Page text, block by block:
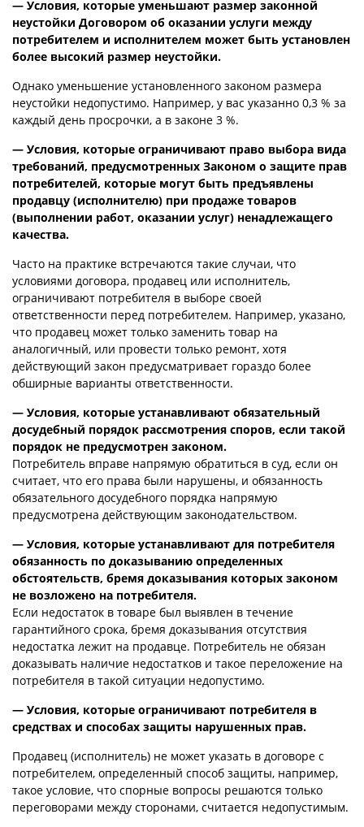
— Условия, которые уменьшают размер законной
неустойки Договором об оказании услуги между
потребителем и исполнителем может быть установлен
более высокий размер неустойки.
Однако уменьшение установленного законом размера
неустойки недопустимо. Например, у вас указанно 0,3 % за
каждый день просрочки, а в законе 3 %.
— Условия, которые ограничивают право выбора вида
требований, предусмотренных Законом о защите прав
потребителей, которые могут быть предъявлены
продавцу (исполнителю) при продаже товаров
(выполнении работ, оказании услуг) ненадлежащего
качества.
Часто на практике встречаются такие случаи, что
условиями договора, продавец или исполнитель,
ограничивают потребителя в выборе своей
ответственности перед потребителем. Например, указано,
что продавец может только заменить товар на
аналогичный, или провести только ремонт, хотя
действующий закон предусматривает гораздо более
обширные варианты ответственности.
— Условия, которые устанавливают обязательный
досудебный порядок рассмотрения споров, если такой
порядок не предусмотрен законом.
Потребитель вправе напрямую обратиться в суд, если он
считает, что его права были нарушены, и обязанность
обязательного досудебного порядка напрямую
предусмотрена действующим законодательством.
— Условия, которые устанавливают для потребителя
обязанность по доказыванию определенных
обстоятельств, бремя доказывания которых законом
не возложено на потребителя.
Если недостаток в товаре был выявлен в течение
гарантийного срока, бремя доказывания отсутствия
недостатка лежит на продавце. Потребитель не обязан
доказывать наличие недостатков и такое переложение на
потребителя в такой ситуации недопустимо.
— Условия, которые ограничивают потребителя в
средствах и способах защиты нарушенных прав.
Продавец (исполнитель) не может указать в договоре с
потребителем, определенный способ защиты, например,
такое условие, что спорные вопросы решаются только
переговорами между сторонами, считается недопустимым.